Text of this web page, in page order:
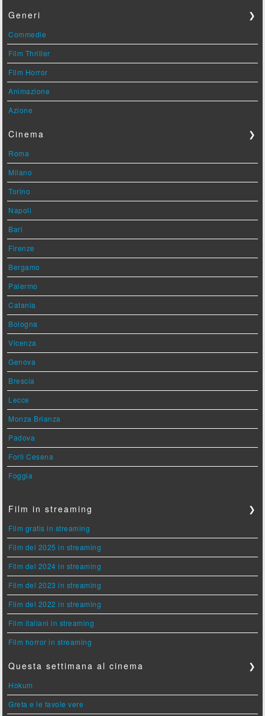
Generi ❯
Commedie
Film Thriller
Film Horror
Animazione
Azione
Cinema ❯
Roma
Milano
Torino
Napoli
Bari
Firenze
Bergamo
Palermo
Catania
Bologna
Vicenza
Genova
Brescia
Lecce
Monza Brianza
Padova
Forlì Cesena
Foggia
Film in streaming ❯
Film gratis in streaming
Film del 2025 in streaming
Film del 2024 in streaming
Film del 2023 in streaming
Film del 2022 in streaming
Film italiani in streaming
Film horror in streaming
Questa settimana al cinema ❯
Hokum
Greta e le favole vere